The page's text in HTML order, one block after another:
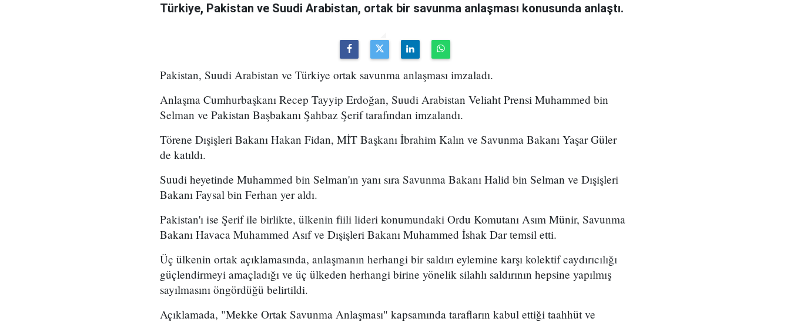
Türkiye, Pakistan ve Suudi Arabistan, ortak bir savunma anlaşması konusunda anlaştı.
Pakistan, Suudi Arabistan ve Türkiye ortak savunma anlaşması imzaladı.
Anlaşma Cumhurbaşkanı Recep Tayyip Erdoğan, Suudi Arabistan Veliaht Prensi Muhammed bin
Selman ve Pakistan Başbakanı Şahbaz Şerif tarafından imzalandı.
Törene Dışişleri Bakanı Hakan Fidan, MİT Başkanı İbrahim Kalın ve Savunma Bakanı Yaşar Güler
de katıldı.
Suudi heyetinde Muhammed bin Selman'ın yanı sıra Savunma Bakanı Halid bin Selman ve Dışişleri
Bakanı Faysal bin Ferhan yer aldı.
Pakistan'ı ise Şerif ile birlikte, ülkenin fiili lideri konumundaki Ordu Komutanı Asım Münir, Savunma
Bakanı Havaca Muhammed Asıf ve Dışişleri Bakanı Muhammed İshak Dar temsil etti.
Üç ülkenin ortak açıklamasında, anlaşmanın herhangi bir saldırı eylemine karşı kolektif caydırıcılığı
güçlendirmeyi amaçladığı ve üç ülkeden herhangi birine yönelik silahlı saldırının hepsine yapılmış
sayılmasını öngördüğü belirtildi.
Açıklamada, "Mekke Ortak Savunma Anlaşması" kapsamında tarafların kabul ettiği taahhüt ve